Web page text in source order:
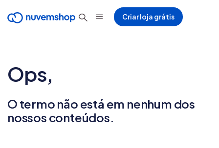
Criar loja grátis
Ops,
O termo não está em nenhum dos
nossos conteúdos.